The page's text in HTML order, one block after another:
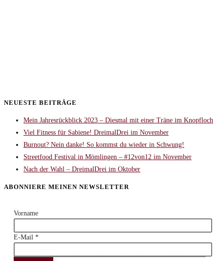
NEUESTE BEITRÄGE
Mein Jahresrückblick 2023 – Diesmal mit einer Träne im Knopfloch
Viel Fitness für Sabiene! DreimalDrei im November
Burnout? Nein danke! So kommst du wieder in Schwung!
Streetfood Festival in Mömlingen – #12von12 im November
Nach der Wahl – DreimalDrei im Oktober
ABONNIERE MEINEN NEWSLETTER
Vorname
E-Mail *